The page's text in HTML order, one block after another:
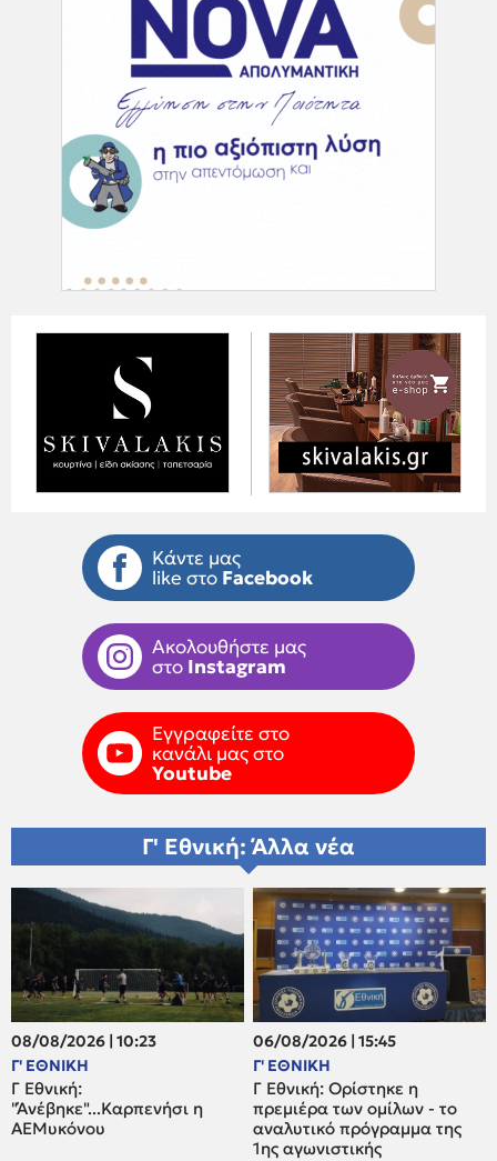
Κάντε μας
like στο Facebook
Ακολουθήστε μας
στο Instagram
Εγγραφείτε στο
κανάλι μας στο
Youtube
Γ' Εθνική: Άλλα νέα
08/08/2026 | 10:23
Γ' ΕΘΝΙΚΗ
Γ Εθνική:
"Άνέβηκε"...Καρπενήσι η
ΑΕΜυκόνου
06/08/2026 | 15:45
Γ' ΕΘΝΙΚΗ
Γ Εθνική: Ορίστηκε η
πρεμιέρα των ομίλων - το
αναλυτικό πρόγραμμα της
1ης αγωνιστικής